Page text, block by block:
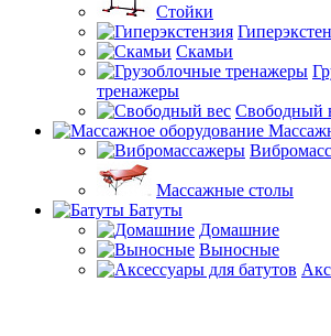
Стойки
Скамьи
тренажеры
Свободный
Массажные столы
Батуты
Домашние
Выносные